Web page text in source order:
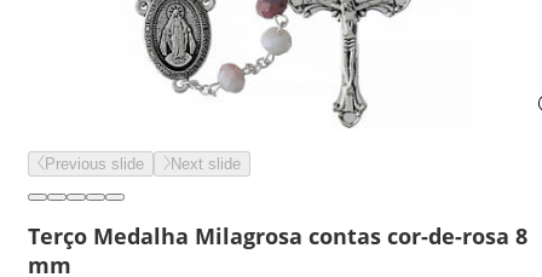
Previous slide Next slide
Terço Medalha Milagrosa contas cor-de-rosa 8
mm